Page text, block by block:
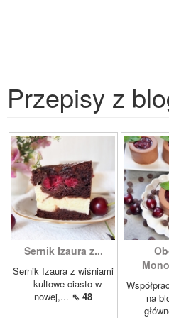
Przepisy z
Sernik Izaura z...
Sernik Izaura z wiśniami
– kultowe ciasto w
nowej,... ⇖ 48
na